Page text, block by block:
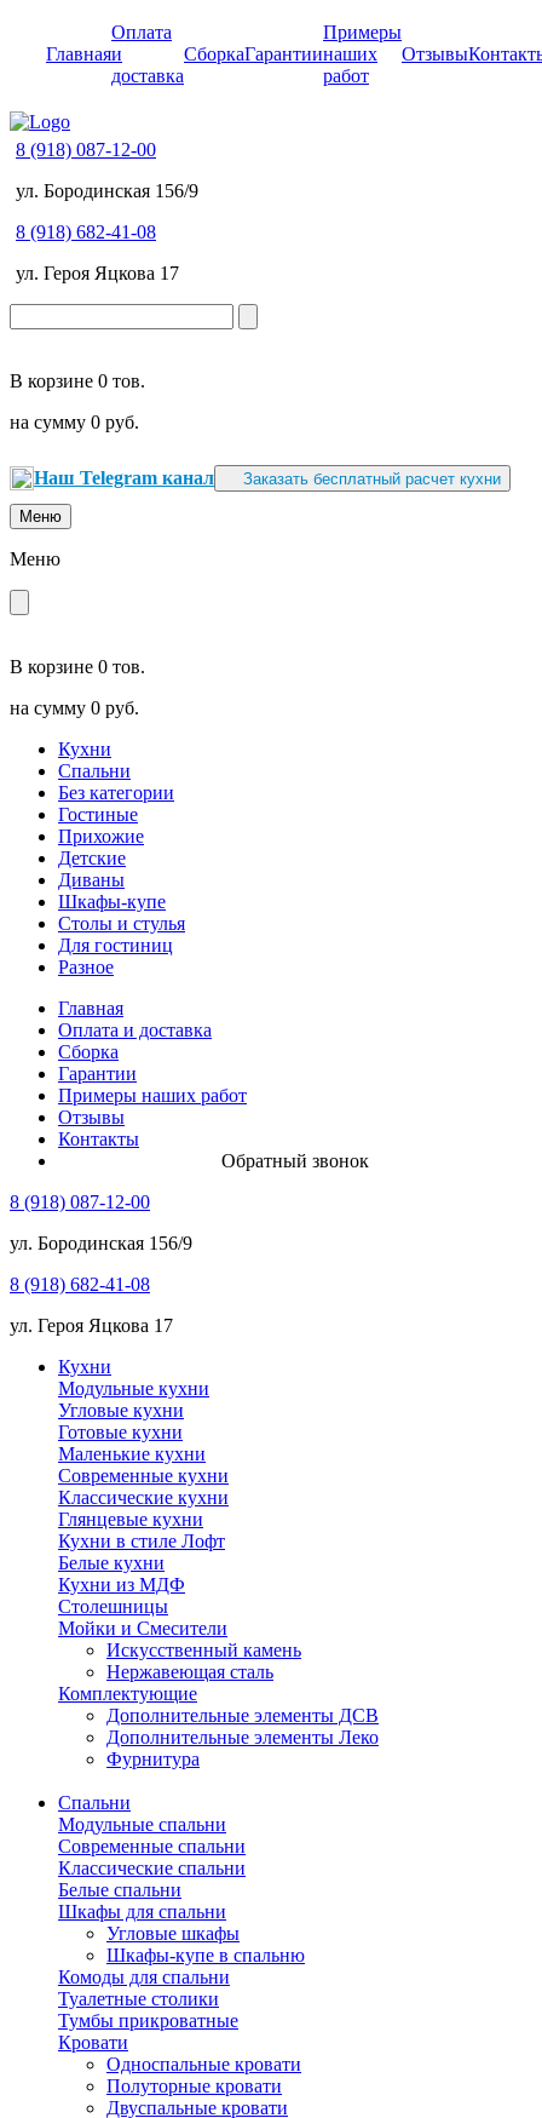
Главная
Оплата
и
доставка
СборкаГарантии
Примеры
наших
работ
Отзывы
8 (918) 087-12-00
ул. Бородинская 156/9
8 (918) 682-41-08
ул. Героя Яцкова 17
В корзине 0 тов.
на сумму 0 руб.
Наш Telegram канал Заказать бесплатный расчет кухни
Меню
Меню
В корзине 0 тов.
на сумму 0 руб.
Кухни
Спальни
Без категории
Гостиные
Прихожие
Детские
Диваны
Шкафы-купе
Столы и стулья
Для гостиниц
Разное
Главная
Оплата и доставка
Сборка
Гарантии
Примеры наших работ
Отзывы
Контакты
Обратный звонок
8 (918) 087-12-00
ул. Бородинская 156/9
8 (918) 682-41-08
ул. Героя Яцкова 17
Кухни
Модульные кухни
Угловые кухни
Готовые кухни
Маленькие кухни
Современные кухни
Классические кухни
Глянцевые кухни
Кухни в стиле Лофт
Белые кухни
Кухни из МДФ
Столешницы
Мойки и Смесители
Искусственный камень
Нержавеющая сталь
Комплектующие
Дополнительные элементы ДСВ
Дополнительные элементы Леко
Фурнитура
Спальни
Модульные спальни
Современные спальни
Классические спальни
Белые спальни
Шкафы для спальни
Угловые шкафы
Шкафы-купе в спальню
Комоды для спальни
Туалетные столики
Тумбы прикроватные
Кровати
Односпальные кровати
Полуторные кровати
Двуспальные кровати